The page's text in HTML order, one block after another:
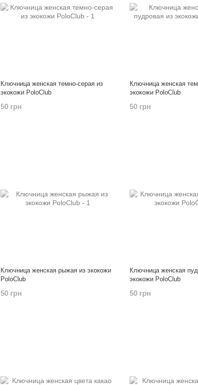
Ключница женская темно-серая из
экокожи PoloClub
50 грн
Ключница женская
экокожи PoloClub
50 грн
Ключница женская рыжая из экокожи
PoloClub
50 грн
Ключница женская
экокожи PoloClub
50 грн